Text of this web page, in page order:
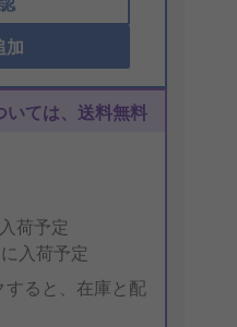
加
ては、送料無料
荷予定
に入荷予定
すると、在庫と配